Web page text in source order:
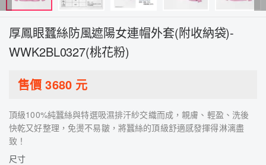
厚鳳眼蠶絲防風遮陽女連帽外套(附收納袋)-
WWK2BL0327(桃花粉)
售價3680元
頂級100%純蠶絲與特選吸濕排汗紗交織而成，親膚、輕盈、洗後
快乾又好整理，免燙不易皺，將蠶絲的頂級舒適感發揮得淋漓盡
致！
尺寸